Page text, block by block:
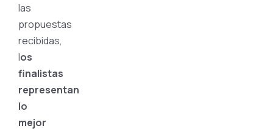
las
propuestas
recibidas,
los
finalistas
representan
lo
mejor